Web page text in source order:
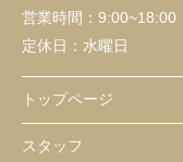
営業時間： 9:00~18:00
定休日： 水曜日
トップページ
スタッフ